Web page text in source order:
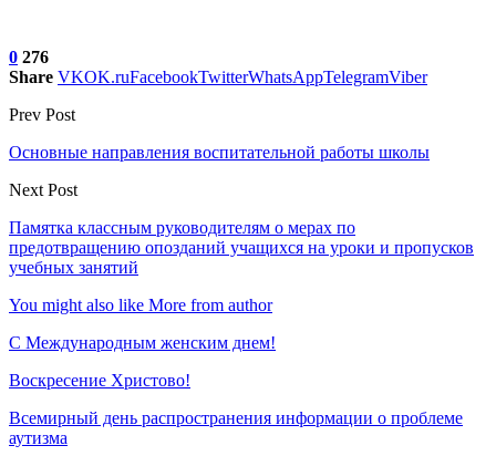
0 276
Share VKOK.ruFacebookTwitterWhatsAppTelegramViber
Prev Post
Основные направления воспитательной работы школы
Next Post
Памятка классным руководителям о мерах по
предотвращению опозданий учащихся на уроки и пропусков
учебных занятий
You might also like More from author
С Международным женским днем!
Воскресение Xристово!
Всемирный день распространения информации о проблеме
аутизма